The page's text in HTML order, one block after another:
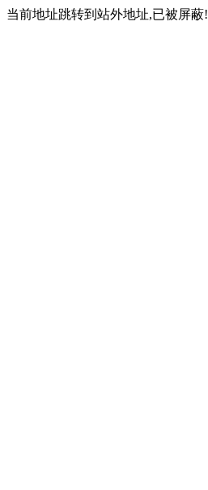
当前地址跳转到站外地址,已被屏蔽!